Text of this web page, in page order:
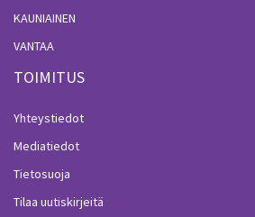
KAUNIAINEN
VANTAA
TOIMITUS
Yhteystiedot
Mediatiedot
Tietosuoja
Tilaa uutiskirjeitä